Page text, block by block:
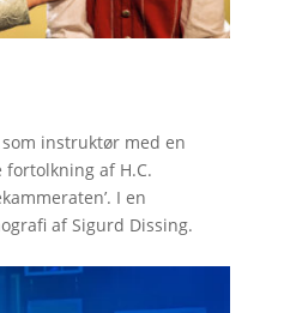
instruktør med en
fortolkning af H.C.
I en
af Sigurd Dissing.